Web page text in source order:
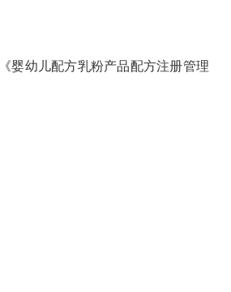
幼儿配方乳粉产品配方注册管理